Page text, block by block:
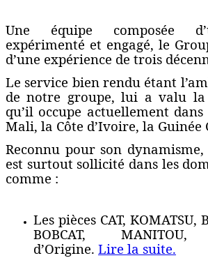
Une équipe composée
expérimenté et engagé, le
d’une expérience de trois
Le service bien rendu étant
de notre groupe, lui a valu la
qu’il occupe actuellement
Mali, la Côte d’Ivoire, la
Reconnu pour son dynamisme,
est surtout sollicité dans les
comme :
Les pièces CAT, KOMATSU,
BOBCAT, MANITOU,
d’Origine. Lire la suite.